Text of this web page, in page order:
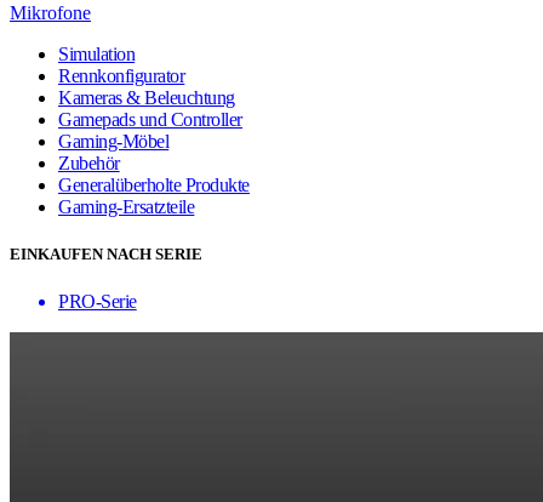
Mikrofone
Simulation
Rennkonfigurator
Kameras & Beleuchtung
Gamepads und Controller
Gaming-Möbel
Zubehör
Generalüberholte Produkte
Gaming-Ersatzteile
EINKAUFEN NACH SERIE
PRO-Serie